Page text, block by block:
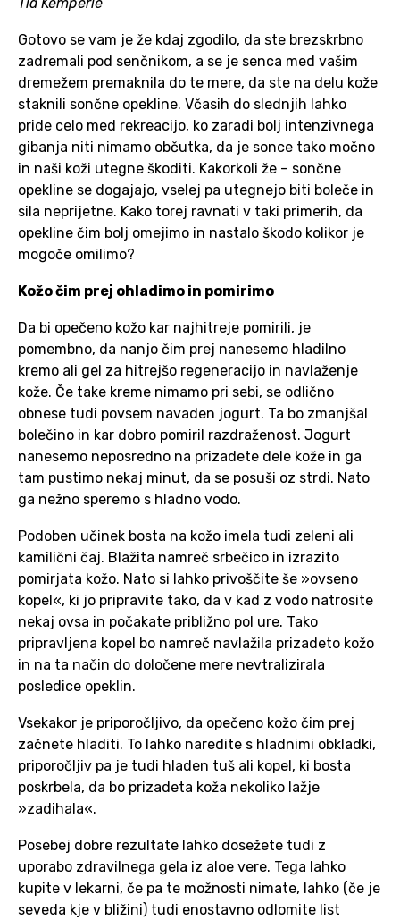
Gotovo se vam je že kdaj zgodilo, da ste brezskrbno
zadremali pod senčnikom, a se je senca med vašim
dremežem premaknila do te mere, da ste na delu kože
staknili sončne opekline. Včasih do slednjih lahko
pride celo med rekreacijo, ko zaradi bolj intenzivnega
gibanja niti nimamo občutka, da je sonce tako močno
in naši koži utegne škoditi. Kakorkoli že – sončne
opekline se dogajajo, vselej pa utegnejo biti boleče in
sila neprijetne. Kako torej ravnati v taki primerih, da
opekline čim bolj omejimo in nastalo škodo kolikor je
mogoče omilimo?
Kožo čim prej ohladimo in pomirimo
Da bi opečeno kožo kar najhitreje pomirili, je
pomembno, da nanjo čim prej nanesemo hladilno
kremo ali gel za hitrejšo regeneracijo in navlaženje
kože. Če take kreme nimamo pri sebi, se odlično
obnese tudi povsem navaden jogurt. Ta bo zmanjšal
bolečino in kar dobro pomiril razdraženost. Jogurt
nanesemo neposredno na prizadete dele kože in ga
tam pustimo nekaj minut, da se posuši oz strdi. Nato
ga nežno speremo s hladno vodo.
Podoben učinek bosta na kožo imela tudi zeleni ali
kamilični čaj. Blažita namreč srbečico in izrazito
pomirjata kožo. Nato si lahko privoščite še »ovseno
kopel«, ki jo pripravite tako, da v kad z vodo natrosite
nekaj ovsa in počakate približno pol ure. Tako
pripravljena kopel bo namreč navlažila prizadeto kožo
in na ta način do določene mere nevtralizirala
posledice opeklin.
Vsekakor je priporočljivo, da opečeno kožo čim prej
začnete hladiti. To lahko naredite s hladnimi obkladki,
priporočljiv pa je tudi hladen tuš ali kopel, ki bosta
poskrbela, da bo prizadeta koža nekoliko lažje
»zadihala«.
Posebej dobre rezultate lahko dosežete tudi z
uporabo zdravilnega gela iz aloe vere. Tega lahko
kupite v lekarni, če pa te možnosti nimate, lahko (če je
seveda kje v bližini) tudi enostavno odlomite list